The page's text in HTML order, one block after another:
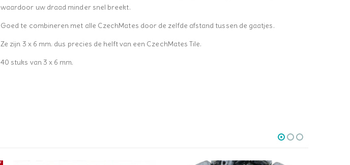
waardoor uw draad minder snel breekt.
Goed te combineren met alle CzechMates door de zelfde afstand tussen de gaatjes.
Ze zijn 3 x 6 mm. dus precies de helft van een CzechMates Tile.
40 stuks van 3 x 6 mm.